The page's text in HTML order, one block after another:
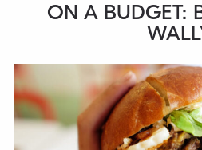
ON A BUDGET: